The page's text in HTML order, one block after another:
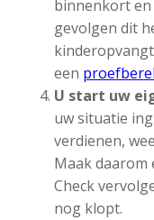
binnenkort en
gevolgen dit
een
U start uw
uw situatie
verdienen,
Maak daarom
Check
nog klopt.